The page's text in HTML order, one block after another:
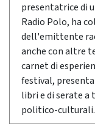
presentatrice di
Radio Polo, ha
dell'emittente
anche con altre
carnet di
festival,
libri e di serate
politico-culturali.